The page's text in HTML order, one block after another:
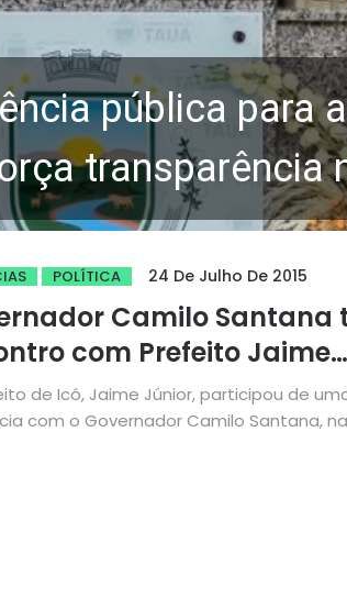
pública para
transparência
POLÍTICA 24 De Julho De 2015
Camilo Santana
com Prefeito Jaime
de Icó, Jaime Júnior, participou de
com o Governador Camilo Santana,